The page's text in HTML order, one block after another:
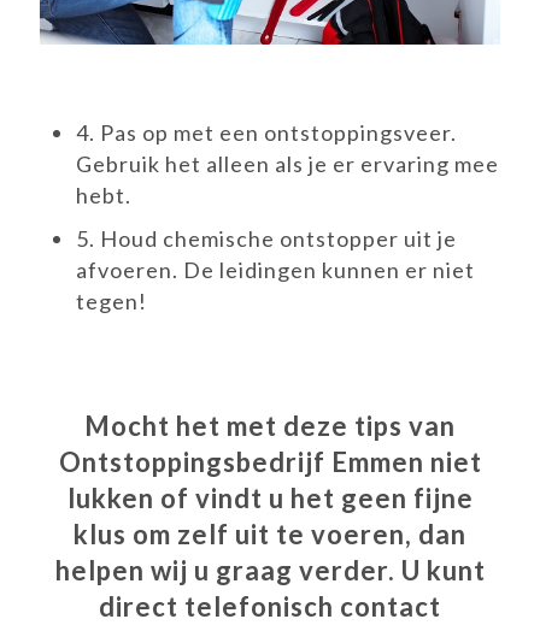
4. Pas op met een ontstoppingsveer.
Gebruik het alleen als je er ervaring mee
hebt.
5. Houd chemische ontstopper uit je
afvoeren. De leidingen kunnen er niet
tegen!
Mocht het met deze tips van
Ontstoppingsbedrijf Emmen niet
lukken of vindt u het geen fijne
klus om zelf uit te voeren, dan
helpen wij u graag verder. U kunt
direct telefonisch contact